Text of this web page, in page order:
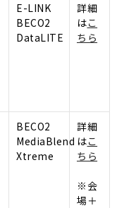
E-LINK
BECO2
DataLITE
詳細
はこ
ちら
BECO2
MediaBlend
Xtreme
詳細
はこ
ちら
※会
場＋